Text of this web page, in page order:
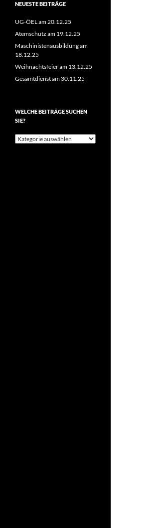
NEUESTE BEITRÄGE
UG-ÖEL am 20.12.25
Atemschutz am 19.12.25
Maschinistenausbildung am
18.12.25
Weihnachtsfeier am 13.12.25
Gesamtdienst am 30.11.25
WELCHE BEITRÄGE SUCHEN
SIE?
Welche